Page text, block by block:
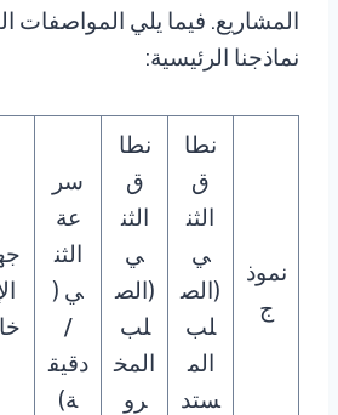
المشاريع. فيما يلي المواصفات
نماذجنا الرئيسية:
نموذ
ج
نطا
ق
الثن
ي
(الص
لب
الم
ستد
نطا
ق
الثن
ي
(الص
لب
المخ
رو
سر
عة
الثن
ي (
/
دقيق
ة)